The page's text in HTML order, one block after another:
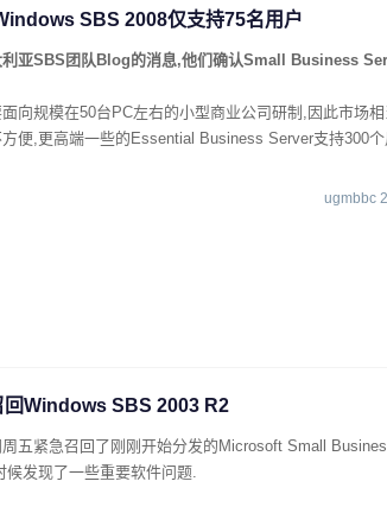
SBS 2008仅支持75名用户
亚SBS团队Blog的消息,他们确认Small Business
向规模在50台PC左右的小型商业公司研制,因此市场
便,更高端一些的Essential Business Server支持300
ugmbbc
回Windows SBS 2003 R2
五紧急召回了刚刚开始分发的Microsoft Small
候发现了一些重要软件问题.